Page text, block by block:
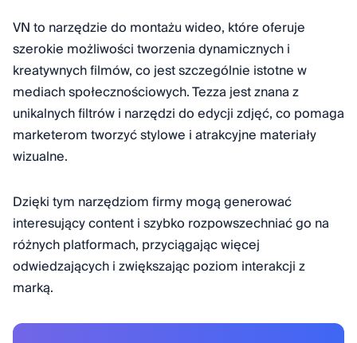
VN to narzędzie do montażu wideo, które oferuje
szerokie możliwości tworzenia dynamicznych i
kreatywnych filmów, co jest szczególnie istotne w
mediach społecznościowych. Tezza jest znana z
unikalnych filtrów i narzędzi do edycji zdjęć, co pomaga
marketerom tworzyć stylowe i atrakcyjne materiały
wizualne.
Dzięki tym narzędziom firmy mogą generować
interesujący content i szybko rozpowszechniać go na
różnych platformach, przyciągając więcej
odwiedzających i zwiększając poziom interakcji z
marką.